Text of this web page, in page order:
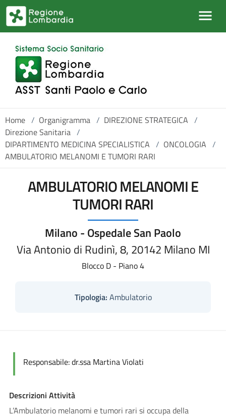
Salta al contenuto principale
Home / Organigramma / DIREZIONE STRATEGICA /
Direzione Sanitaria /
DIPARTIMENTO MEDICINA SPECIALISTICA / ONCOLOGIA /
AMBULATORIO MELANOMI E TUMORI RARI
AMBULATORIO MELANOMI E
TUMORI RARI
Milano - Ospedale San Paolo
Via Antonio di Rudinì, 8, 20142 Milano MI
Blocco D - Piano 4
Tipologia: Ambulatorio
Responsabile:dr.ssa Martina Violati
Descrizioni Attività
L’Ambulatorio melanomi e tumori rari si occupa della